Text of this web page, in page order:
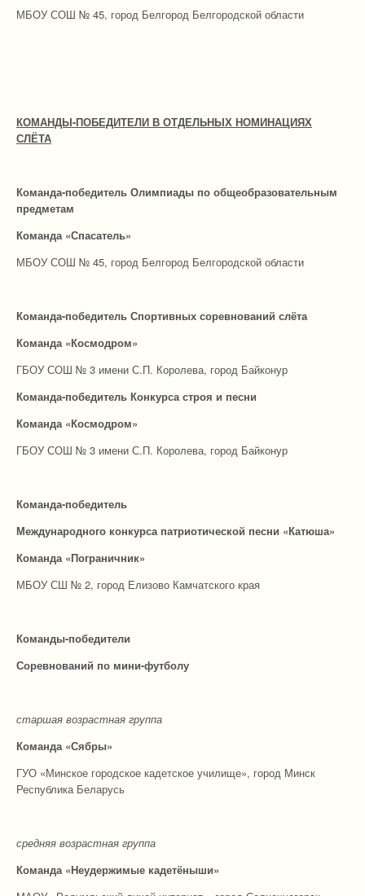
МБОУ СОШ № 45, город Белгород Белгородской области
КОМАНДЫ-ПОБЕДИТЕЛИ В ОТДЕЛЬНЫХ НОМИНАЦИЯХ
СЛЁТА
Команда-победитель Олимпиады по общеобразовательным
предметам
Команда «Спасатель»
МБОУ СОШ № 45, город Белгород Белгородской области
Команда-победитель Спортивных соревнований слёта
Команда «Космодром»
ГБОУ СОШ № 3 имени С.П. Королева, город Байконур
Команда-победитель Конкурса строя и песни
Команда «Космодром»
ГБОУ СОШ № 3 имени С.П. Королева, город Байконур
Команда-победитель
Международного конкурса патриотической песни «Катюша»
Команда «Пограничник»
МБОУ СШ № 2, город Елизово Камчатского края
Команды-победители
Соревнований по мини-футболу
старшая возрастная группа
Команда «Сябры»
ГУО «Минское городское кадетское училище», город Минск
Республика Беларусь
средняя возрастная группа
Команда «Неудержимые кадетёныши»